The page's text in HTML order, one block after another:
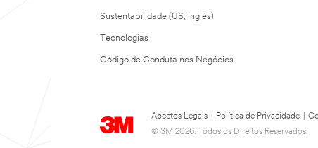
Sustentabilidade (US, inglés)
Tecnologias
Código de Conduta nos Negócios
Apectos Legais Política de Privacidade
© 3M 2026. Todos os Direitos Reservados.